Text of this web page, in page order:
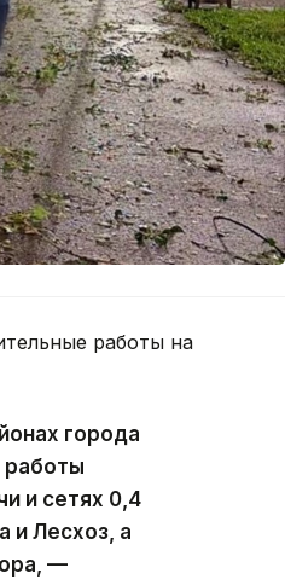
работы на
города
работы
и сетях 0,4
и Лесхоз, а
—